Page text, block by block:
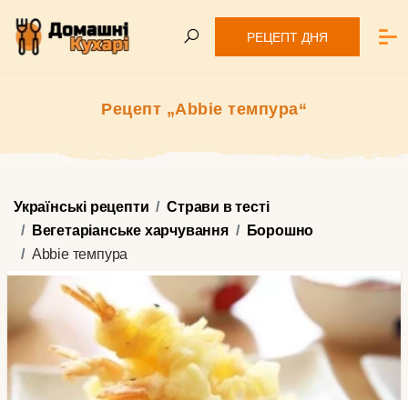
РЕЦЕПТ ДНЯ
Рецепт „Abbie темпура“
Українські рецепти
Страви в тесті
Вегетаріанське харчування
Борошно
Abbie темпура